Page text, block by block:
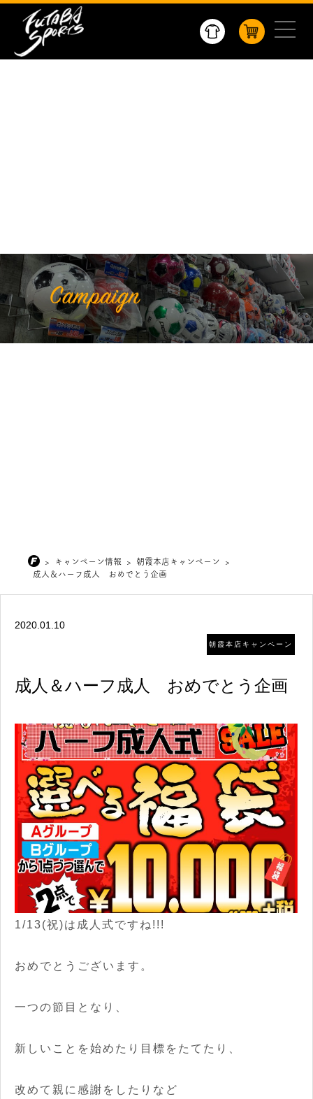
> キャンペーン情報 > 朝霞本店キャンペーン
>
成人＆ハーフ成人 おめでとう企画
2020.01.10
朝霞本店キャンペーン
成人＆ハーフ成人 おめでとう企画
1/13(祝)は成人式ですね!!!
おめでとうございます。
一つの節目となり、
新しいことを始めたり目標をたてたり、
改めて親に感謝をしたりなど